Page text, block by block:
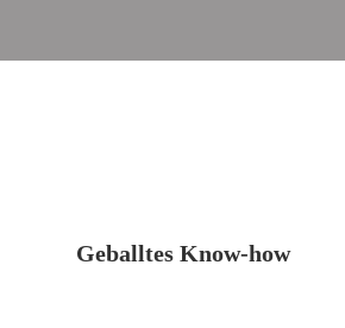
Geballtes Know-how